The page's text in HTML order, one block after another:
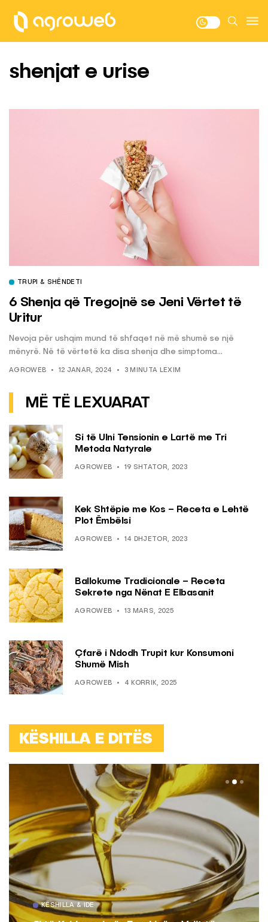
shenjat e urise
TRUPI & SHËNDETI
6 Shenja që Tregojnë se Jeni Vërtet të
Uritur
Nevoja për ushqim mund të shfaqet në më shumë se një
mënyrë. Në të vërtetë ka disa shenja dhe simptoma...
AGROWEB 12 JANAR, 2024 3 MINUTA LEXIM
MË TË LEXUARAT
Si të Ulni Tensionin e Lartë me Tri
Metoda Natyrale
AGROWEB 19 SHTATOR, 2023
Kek Shtëpie me Kos – Receta e Lehtë
Plot Ëmbëlsi
AGROWEB 14 DHJETOR, 2023
Ballokume Tradicionale – Receta
Sekrete nga Nënat E Elbasanit
AGROWEB 13 MARS, 2025
Çfarë i Ndodh Trupit kur Konsumoni
Shumë Mish
AGROWEB 4 KORRIK, 2025
KËSHILLA E DITËS
KËSHILLA & IDE